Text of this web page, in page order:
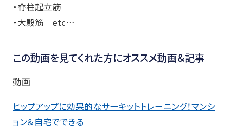
・脊柱起立筋
・大殿筋 etc…
この動画を見てくれた方にオススメ動画＆記事
動画
ヒップアップに効果的なサーキットトレーニング！マンシ
ョン＆自宅でできる